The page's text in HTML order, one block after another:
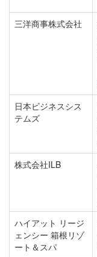
三洋商事株式会社
日本ビジネスシス
テムズ
株式会社ILB
ハイアット リージ
ェンシー 箱根リゾ
ート＆スパ